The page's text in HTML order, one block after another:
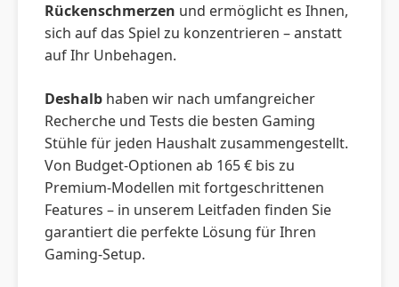
Rückenschmerzen und ermöglicht es Ihnen,
sich auf das Spiel zu konzentrieren – anstatt
auf Ihr Unbehagen.
Deshalb haben wir nach umfangreicher
Recherche und Tests die besten Gaming
Stühle für jeden Haushalt zusammengestellt.
Von Budget-Optionen ab 165 € bis zu
Premium-Modellen mit fortgeschrittenen
Features – in unserem Leitfaden finden Sie
garantiert die perfekte Lösung für Ihren
Gaming-Setup.